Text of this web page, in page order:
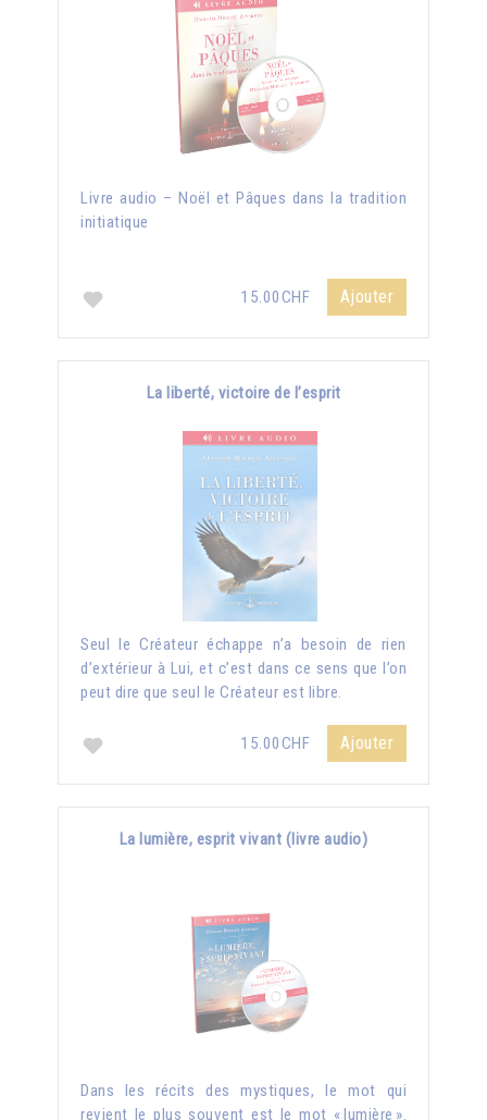
Livre audio – Noël et Pâques dans la tradition
initiatique
15.00CHF Ajouter
La liberté, victoire de l’esprit
Seul le Créateur échappe n’a besoin de rien
d’extérieur à Lui, et c’est dans ce sens que l’on
peut dire que seul le Créateur est libre.
15.00CHF Ajouter
La lumière, esprit vivant (livre audio)
Dans les récits des mystiques, le mot qui
revient le plus souvent est le mot « lumière ».